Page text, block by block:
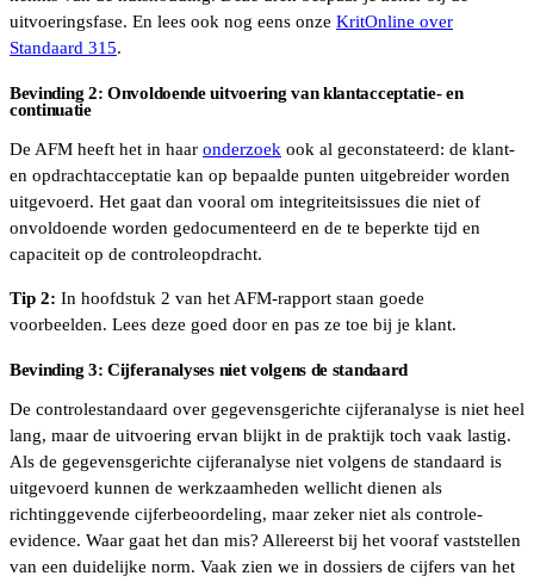
uitvoeringsfase. En lees ook nog eens onze KritOnline over
Standaard 315.
Bevinding 2: Onvoldoende uitvoering van klantacceptatie- en
continuatie
De AFM heeft het in haar onderzoek ook al geconstateerd: de klant-
en opdrachtacceptatie kan op bepaalde punten uitgebreider worden
uitgevoerd. Het gaat dan vooral om integriteitsissues die niet of
onvoldoende worden gedocumenteerd en de te beperkte tijd en
capaciteit op de controleopdracht.
Tip 2: In hoofdstuk 2 van het AFM-rapport staan goede
voorbeelden. Lees deze goed door en pas ze toe bij je klant.
Bevinding 3: Cijferanalyses niet volgens de standaard
De controlestandaard over gegevensgerichte cijferanalyse is niet heel
lang, maar de uitvoering ervan blijkt in de praktijk toch vaak lastig.
Als de gegevensgerichte cijferanalyse niet volgens de standaard is
uitgevoerd kunnen de werkzaamheden wellicht dienen als
richtinggevende cijferbeoordeling, maar zeker niet als controle-
evidence. Waar gaat het dan mis? Allereerst bij het vooraf vaststellen
van een duidelijke norm. Vaak zien we in dossiers de cijfers van het